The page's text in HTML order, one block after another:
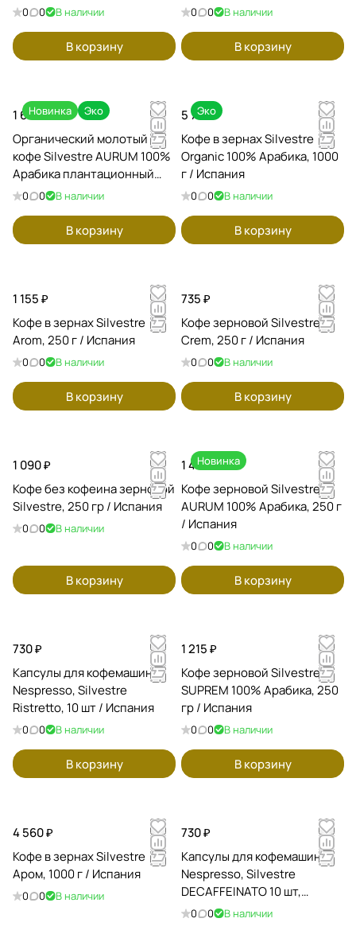
0 0 В наличии
В корзину
0 0 В наличии
В корзину
Новинка Эко
1 600 ₽
Органический молотый
кофе Silvestre AURUM 100%
Арабика плантационный
Перу, 250 г / Испания
0 0 В наличии
В корзину
Эко
5 760 ₽
Кофе в зернах Silvestre
Organic 100% Арабика, 1000
г / Испания
0 0 В наличии
В корзину
1 155 ₽
Кофе в зернах Silvestre
Arom, 250 г / Испания
0 0 В наличии
В корзину
735 ₽
Кофе зерновой Silvestre
Crem, 250 г / Испания
0 0 В наличии
В корзину
1 090 ₽
Кофе без кофеина зерновой
Silvestre, 250 гр / Испания
0 0 В наличии
В корзину
Новинка
1 400 ₽
Кофе зерновой Silvestre
AURUM 100% Арабика, 250 г
/ Испания
0 0 В наличии
В корзину
730 ₽
Капсулы для кофемашин
Nespresso, Silvestre
Ristretto, 10 шт / Испания
0 0 В наличии
В корзину
1 215 ₽
Кофе зерновой Silvestre
SUPREM 100% Арабика, 250
гр / Испания
0 0 В наличии
В корзину
4 560 ₽
Кофе в зернах Silvestre
Аром, 1000 г / Испания
0 0 В наличии
730 ₽
Капсулы для кофемашин
Nespresso, Silvestre
DECAFFEINATO 10 шт,
Испания
0 0 В наличии